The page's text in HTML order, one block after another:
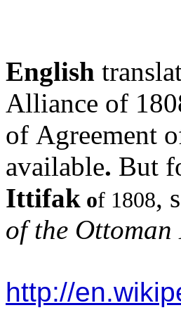
English
Alliance of
of Agreement
available. But f
Ittifak of 1808,
of the Ottoman
http://